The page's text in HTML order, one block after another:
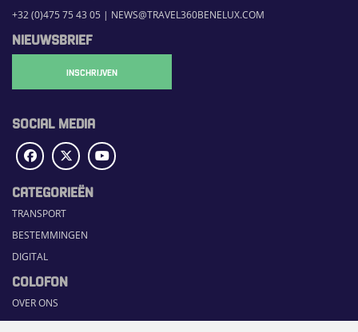
+32 (0)475 75 43 05 | NEWS@TRAVEL360BENELUX.COM
NIEUWSBRIEF
INSCHRIJVEN
SOCIAL MEDIA
CATEGORIEËN
TRANSPORT
BESTEMMINGEN
DIGITAL
COLOFON
OVER ONS
COMMUNICATION PLATFORM